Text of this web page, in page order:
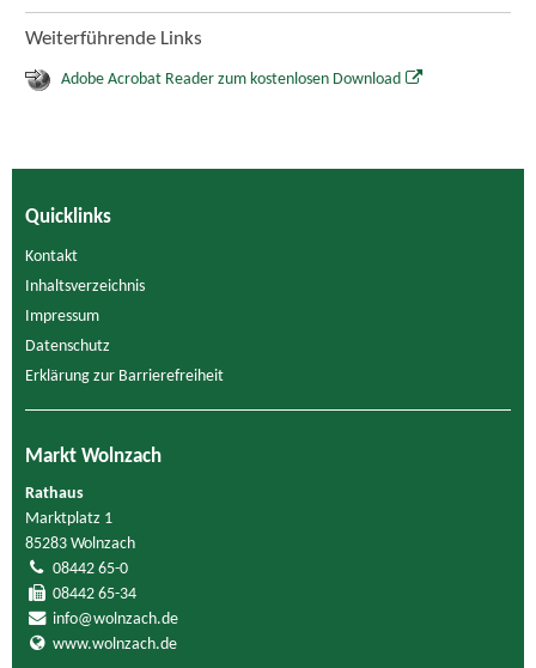
Weiterführende Links
Adobe Acrobat Reader zum kostenlosen Download
Quicklinks
Kontakt
Inhaltsverzeichnis
Impressum
Datenschutz
Erklärung zur Barrierefreiheit
Markt Wolnzach
Rathaus
Marktplatz 1
85283 Wolnzach
08442 65-0
08442 65-34
info@wolnzach.de
www.wolnzach.de